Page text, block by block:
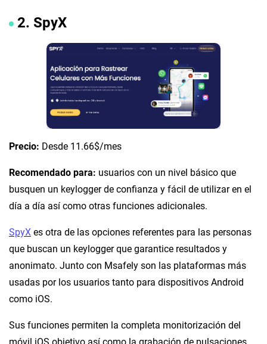
2. SpyX
Precio: Desde 11.66$/mes
Recomendado para: usuarios con un nivel básico que
busquen un keylogger de confianza y fácil de utilizar en el
día a día así como otras funciones adicionales.
SpyX es otra de las opciones referentes para las personas
que buscan un keylogger que garantice resultados y
anonimato. Junto con Msafely son las plataformas más
usadas por los usuarios tanto para dispositivos Android
como iOS.
Sus funciones permiten la completa monitorización del
móvil iOS objetivo así como la grabación de pulsaciones